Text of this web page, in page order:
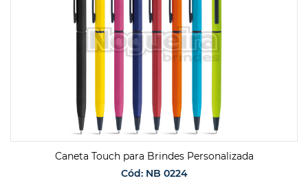
Caneta Touch para Brindes Personalizada
Cód: NB 0224